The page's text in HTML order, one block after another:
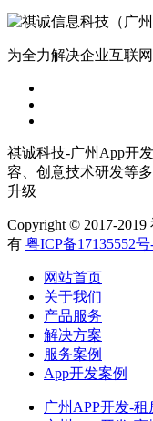
为全力解决企业互联
祺诚科技-广州App开
容、创意技术研发等
升级
Copyright © 2017-
有 粤ICP备17135552号
网站首页
关于我们
产品服务
解决方案
服务案例
App开发案例
广州APP开发-